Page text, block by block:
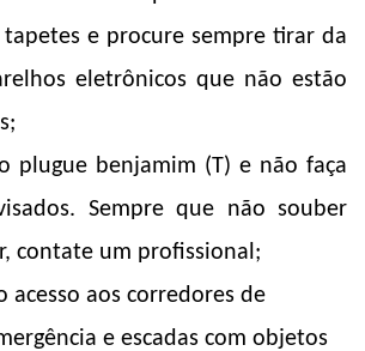
e procure sempre tirar da
eletrônicos que não estão
plugue benjamim (T) e não faça
Sempre que não souber
contate um profissional;
acesso aos corredores de
e escadas com objetos